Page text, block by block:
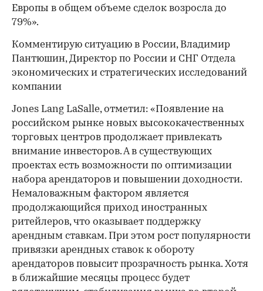
Европы в общем объеме сделок возросла до
79%».
Комментирую ситуацию в России, Владимир
Пантюшин, Директор по России и СНГ Отдела
экономических и стратегических исследований
компании
Jones Lang LaSalle, отметил: «Появление на
российском рынке новых высококачественных
торговых центров продолжает привлекать
внимание инвесторов. А в существующих
проектах есть возможности по оптимизации
набора арендаторов и повышении доходности.
Немаловажным фактором является
продолжающийся приход иностранных
ритейлеров, что оказывает поддержку
арендным ставкам. При этом рост популярности
привязки арендных ставок к обороту
арендаторов повысит прозрачность рынка. Хотя
в ближайшие месяцы процесс будет